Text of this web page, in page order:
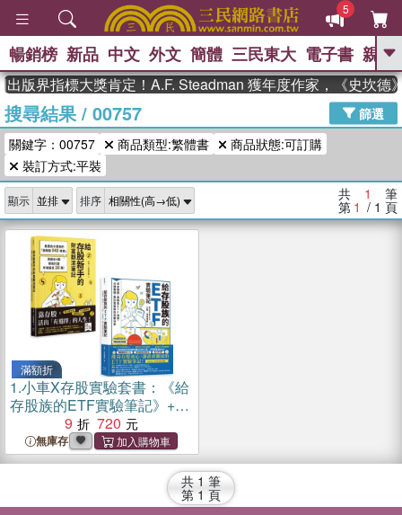
5
GO
The Odyssey 、
父親節 、 如果歷史是一群喵 、 暑期
推薦 、 國際布克獎 臺灣漫遊錄
孩：黎曼猜想 、 偉大的迷走神經
暢銷榜 新品 中文 外文 簡體 三民東大 電子書 親子
版界指標大獎肯定！A.F. Steadman 獲年度作家，《史坎德
搜尋結果/ 00757
篩選
關鍵字：00757
商品類型:繁體書
商品狀態:可訂購
裝訂方式:平裝
顯示 排序 共 1 筆
第 1 / 1 頁
滿額折
1.小車X存股實驗套書：《給
存股族的ETF實驗筆記》+
《給存股新手的財富翻滾筆
記》（共二冊）
9 720
無庫存
共 1 筆
第 1 頁